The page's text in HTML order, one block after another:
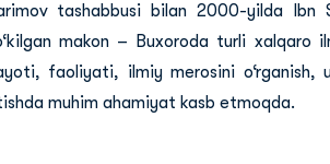
tashabbusi bilan 2000-yilda
makon – Buxoroda turli xalqaro
faoliyati, ilmiy merosini o‘rganish,
muhim ahamiyat kasb etmoqda.